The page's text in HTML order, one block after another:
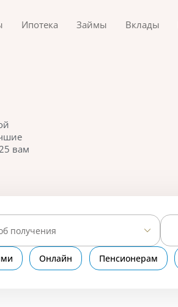
Ипотека Займы Вклады
вам
получения
Онлайн Пенсионерам